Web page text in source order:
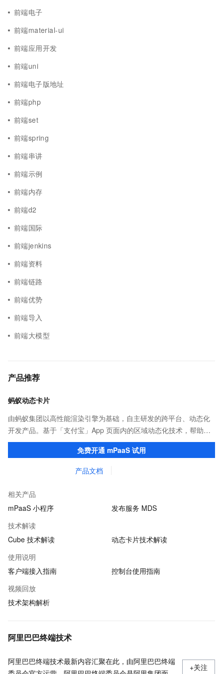
前端电子
前端material-ui
前端应用开发
前端uni
前端电子版地址
前端php
前端set
前端spring
前端串讲
前端示例
前端内存
前端d2
前端国际
前端jenkins
前端资料
前端链路
前端优势
前端导入
前端大模型
产品推荐
蚂蚁动态卡片
由蚂蚁集团以高性能渲染引擎为基础，自主研发的跨平台、动态化
开发产品。基于「支付宝」App 页面内的区域动态化技术，帮助客
户提升研发效率的同时，追求轻量、流畅的 App 性能体验。
免费开通 mPaaS 试用
产品文档
相关产品
mPaaS 小程序
发布服务 MDS
技术解读
Cube 技术解读
动态卡片技术解读
使用说明
客户端接入指南
控制台使用指南
视频回放
技术架构解析
阿里巴巴终端技术
阿里巴巴终端技术最新内容汇聚在此，由阿里巴巴终端
+关注